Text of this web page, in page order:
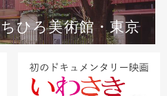
ちひろ美術館・東京